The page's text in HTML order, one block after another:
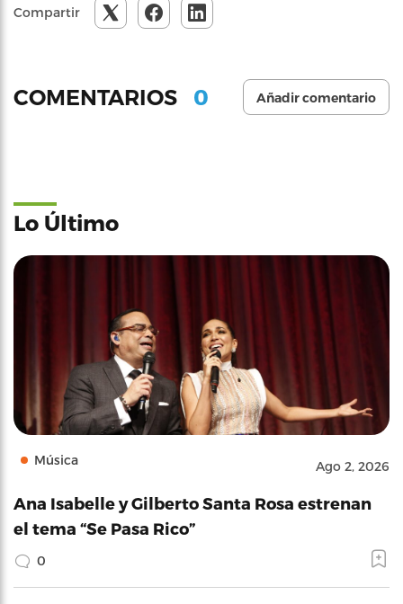
Compartir
COMENTARIOS 0 Añadir comentario
Lo Último
Música Ago 2, 2026
Ana Isabelle y Gilberto Santa Rosa estrenan
el tema “Se Pasa Rico”
0